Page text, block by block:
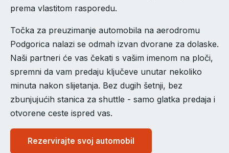
prema vlastitom rasporedu.
Točka za preuzimanje automobila na aerodromu
Podgorica nalazi se odmah izvan dvorane za dolaske.
Naši partneri će vas čekati s vašim imenom na ploči,
spremni da vam predaju ključeve unutar nekoliko
minuta nakon slijetanja. Bez dugih šetnji, bez
zbunjujućih stanica za shuttle - samo glatka predaja i
otvorene ceste ispred vas.
Rezervirajte svoj automobil